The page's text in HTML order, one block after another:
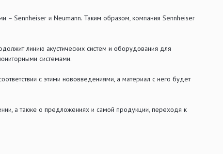
Sennheiser и Neumann. Таким образом, компания Sennheiser
линию акустических систем и оборудования для
системами.
с этими нововведениями, а материал с него будет
а также о предложениях и самой продукции, переходя к